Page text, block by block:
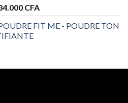
CFAPlage
prix :
FIT ME - POUDRE TON